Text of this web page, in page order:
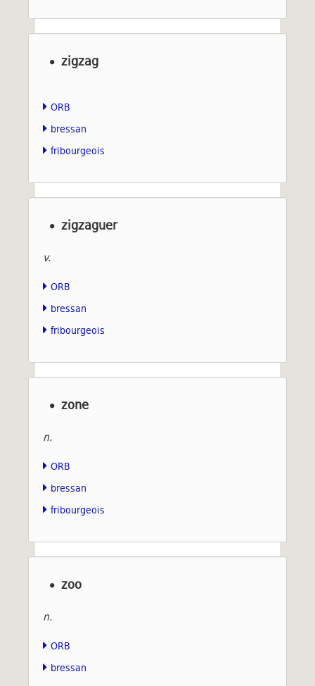
zigzag
ORB
bressan
fribourgeois
zigzaguer
v.
ORB
bressan
fribourgeois
zone
n.
ORB
bressan
fribourgeois
zoo
n.
ORB
bressan